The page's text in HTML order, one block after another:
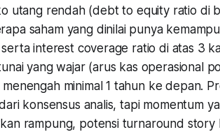
utang rendah (debt to equity ratio di
saham yang dinilai punya
interest coverage ratio di atas 3
yang wajar (arus kas operasional
minimal 1 tahun ke depan.
konsensus analis, tapi momentum
rampung, potensi turnaround story